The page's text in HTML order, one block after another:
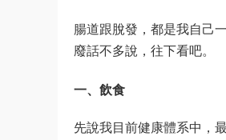
腸道跟脫發，都是我自己
廢話不多說，往下看吧。
一、飲食
先說我目前健康體系中，